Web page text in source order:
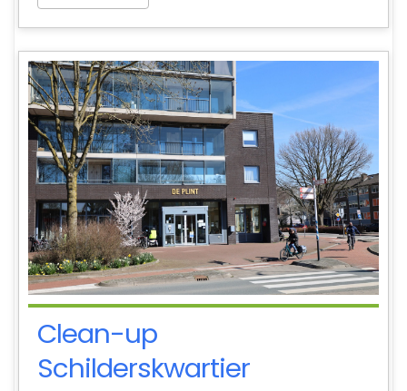
Clean-up
Schilderskwartier